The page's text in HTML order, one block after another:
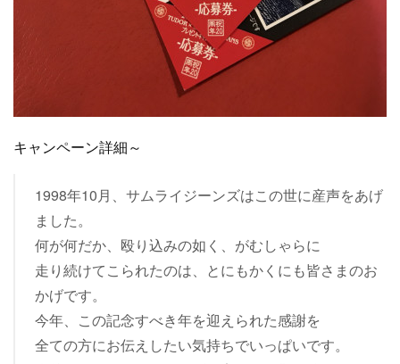
キャンペーン詳細～
1998年10月、サムライジーンズはこの世に産声をあげ
ました。
何が何だか、殴り込みの如く、がむしゃらに
走り続けてこられたのは、とにもかくにも皆さまのお
かげです。
今年、この記念すべき年を迎えられた感謝を
全ての方にお伝えしたい気持ちでいっぱいです。